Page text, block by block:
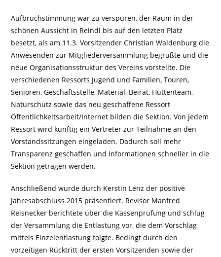
Aufbruchstimmung war zu verspüren, der Raum in der
schönen Aussicht in Reindl bis auf den letzten Platz
besetzt, als am 11.3. Vorsitzender Christian Waldenburg die
Anwesenden zur Mitgliederversammlung begrüßte und die
neue Organisationsstruktur des Vereins vorstellte. Die
verschiedenen Ressorts Jugend und Familien, Touren,
Senioren, Geschäftsstelle, Material, Beirat, Hüttenteam,
Naturschutz sowie das neu geschaffene Ressort
Öffentlichkeitsarbeit/Internet bilden die Sektion. Von jedem
Ressort wird künftig ein Vertreter zur Teilnahme an den
Vorstandssitzungen eingeladen. Dadurch soll mehr
Transparenz geschaffen und Informationen schneller in die
Sektion getragen werden.
Anschließend wurde durch Kerstin Lenz der positive
Jahresabschluss 2015 präsentiert. Revisor Manfred
Reisnecker berichtete über die Kassenprüfung und schlug
der Versammlung die Entlastung vor, die dem Vorschlag
mittels Einzelentlastung folgte. Bedingt durch den
vorzeitigen Rücktritt der ersten Vorsitzenden sowie der